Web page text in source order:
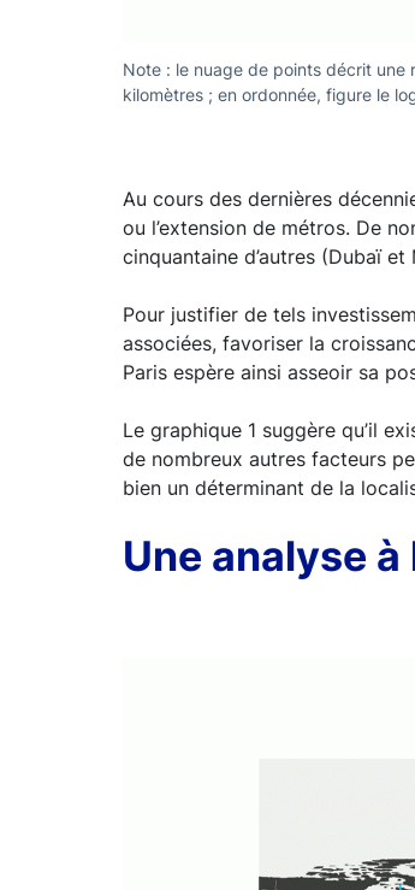
Note : le nuage de points décrit une
kilomètres ; en ordonnée, figure le
Au cours des dernières
ou l’extension de métros. De
cinquantaine d’autres (Dubaï
Pour justifier de tels
associées, favoriser la
Paris espère ainsi asseoir sa
Le graphique 1 suggère qu’il
de nombreux autres facteurs
bien un déterminant de la
Une analyse